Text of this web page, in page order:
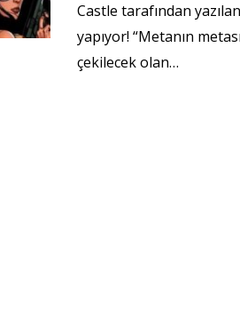
Castle tarafından
yapıyor! “Metanın
çekilecek olan…